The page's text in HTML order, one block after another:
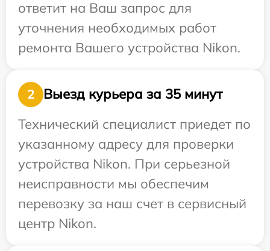
ответит на Ваш запрос для
уточнения необходимых работ
ремонта Вашего устройства Nikon.
2
Выезд курьера за 35 минут
Технический специалист приедет по
указанному адресу для проверки
устройства Nikon. При серьезной
неисправности мы обеспечим
перевозку за наш счет в сервисный
центр Nikon.